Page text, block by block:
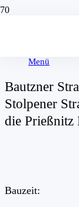
Menü
Bautzner
Stolpener
die Prießnitz
Bauzeit: